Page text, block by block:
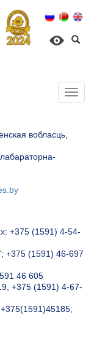
вобласць,
+375 (1591) 4-54-
+375 (1591) 46-697
46 605
+375 (1591) 4-67-